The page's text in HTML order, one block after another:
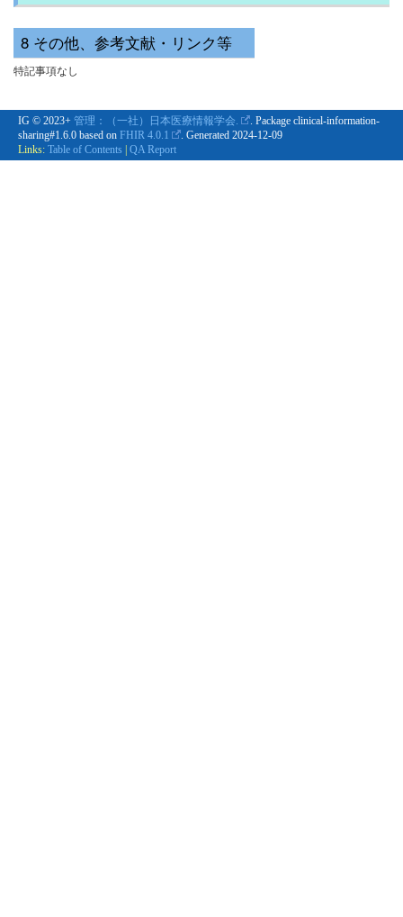
その他、参考文献・リンク等
特記事項なし
IG © 2023+ 管理：（一社）日本医療情報学会.
. Package clinical-information-
sharing#1.6.0 based on FHIR 4.0.1 . Generated 2024-12-09
Links: Table of Contents QA Report